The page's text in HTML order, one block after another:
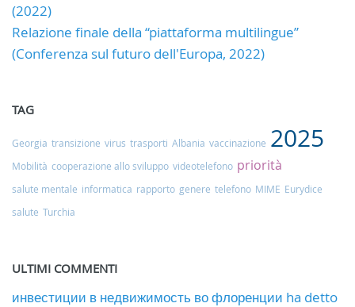
(2022)
Relazione finale della “piattaforma multilingue”
(Conferenza sul futuro dell'Europa, 2022)
TAG
Georgia transizione virus trasporti Albania vaccinazione 2025
Mobilità cooperazione allo sviluppo videotelefono priorità
salute mentale informatica rapporto genere telefono MIME Eurydice
salute Turchia
ULTIMI COMMENTI
инвестиции в недвижимость во флоренции ha detto